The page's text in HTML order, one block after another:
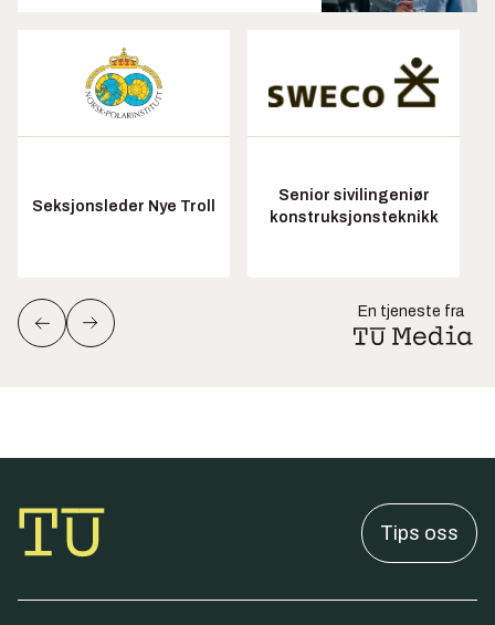
Seksjonsleder Nye Troll
Senior sivilingeniør
konstruksjonsteknikk
En tjeneste fra
Tips oss